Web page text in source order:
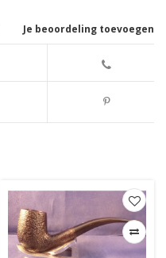
Je beoordeling toevoegen